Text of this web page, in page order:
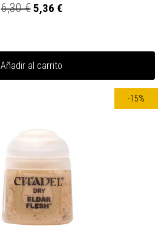
6,30 €5,36 €
Añadir al carrito
-15%